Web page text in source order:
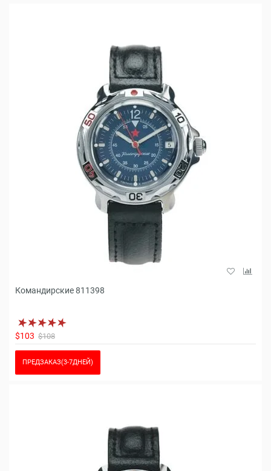
Командирские 811398
$103 $108
ПРЕДЗАКАЗ(3-7ДНЕЙ)